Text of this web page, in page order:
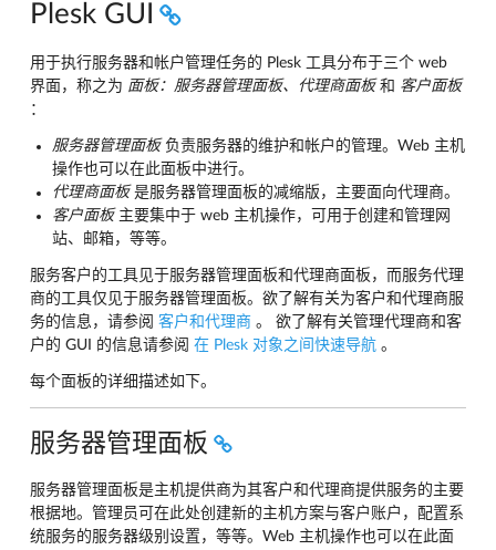
Plesk GUI
用于执行服务器和帐户管理任务的 Plesk 工具分布于三个 web
界面，称之为 面板：服务器管理面板、代理商面板和 客户面板
：
服务器管理面板负责服务器的维护和帐户的管理。Web 主机
操作也可以在此面板中进行。
代理商面板是服务器管理面板的减缩版，主要面向代理商。
客户面板主要集中于 web 主机操作，可用于创建和管理网
站、邮箱，等等。
服务客户的工具见于服务器管理面板和代理商面板，而服务代理
商的工具仅见于服务器管理面板。欲了解有关为客户和代理商服
务的信息，请参阅 客户和代理商 。 欲了解有关管理代理商和客
户的 GUI 的信息请参阅 在 Plesk 对象之间快速导航 。
每个面板的详细描述如下。
服务器管理面板
服务器管理面板是主机提供商为其客户和代理商提供服务的主要
根据地。管理员可在此处创建新的主机方案与客户账户，配置系
统服务的服务器级别设置，等等。Web 主机操作也可以在此面